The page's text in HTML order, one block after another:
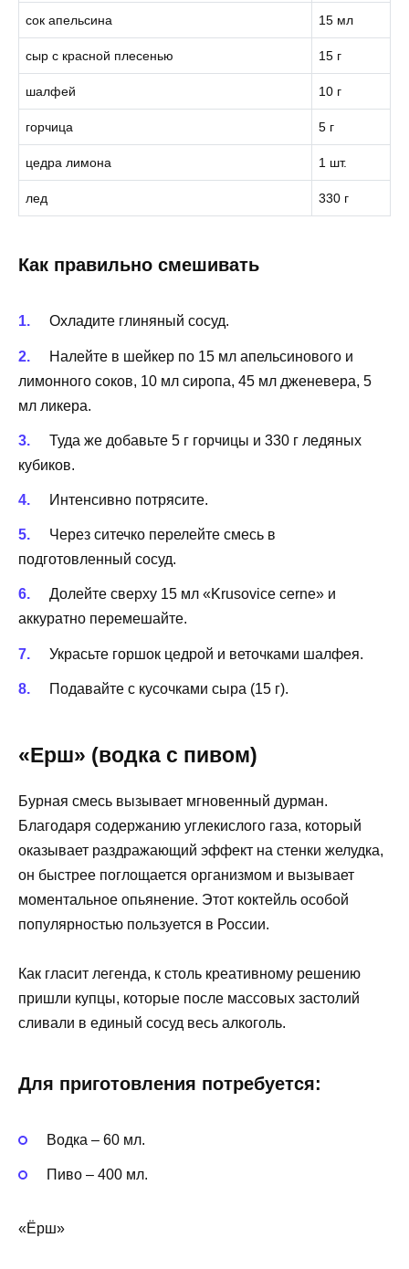
сок апельсина 15 мл
сыр с красной плесенью 15 г
шалфей 10 г
горчица 5 г
цедра лимона 1 шт.
лед 330 г
Как правильно смешивать
Охладите глиняный сосуд.
Налейте в шейкер по 15 мл апельсинового и
лимонного соков, 10 мл сиропа, 45 мл дженевера, 5
мл ликера.
Туда же добавьте 5 г горчицы и 330 г ледяных
кубиков.
Интенсивно потрясите.
Через ситечко перелейте смесь в
подготовленный сосуд.
Долейте сверху 15 мл «Krusovice cerne» и
аккуратно перемешайте.
Украсьте горшок цедрой и веточками шалфея.
Подавайте с кусочками сыра (15 г).
«Ерш» (водка с пивом)
Бурная смесь вызывает мгновенный дурман.
Благодаря содержанию углекислого газа, который
оказывает раздражающий эффект на стенки желудка,
он быстрее поглощается организмом и вызывает
моментальное опьянение. Этот коктейль особой
популярностью пользуется в России.
Как гласит легенда, к столь креативному решению
пришли купцы, которые после массовых застолий
сливали в единый сосуд весь алкоголь.
Для приготовления потребуется:
Водка – 60 мл.
Пиво – 400 мл.
«Ёрш»